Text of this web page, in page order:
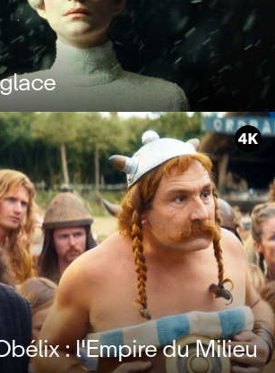
: l'Empire du Milieu